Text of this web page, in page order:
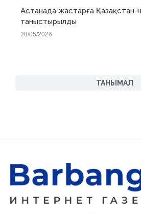
ТАНЫМАЛ
Астанада жастарға Қазақстан-
таныстырылды
28/05/2026